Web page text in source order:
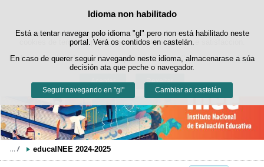
Política de cookies
Este sitio web utiliza cookies propias para facilitar a navegación e
cookies de terceiros para obter estatísticas de uso e satisfacción.
Pode obter máis información no apartado "Cookies" do nosoaviso legal.
Aceptar Rexeitar
Idioma non habilitado
Está a tentar navegar polo idioma "gl" pero non está habilitado neste
portal. Verá os contidos en castelán.
En caso de querer seguir navegando neste idioma, almacenarase a súa
decisión ata que peche o navegador.
Seguir navegando en "gl" Cambiar ao castelán
Saltar ao contido
educaINEE 2024-2025